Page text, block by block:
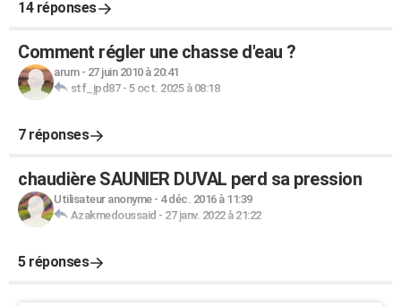
14 réponses
Comment régler une chasse d'eau ?
arum- 27 juin 2010 à 20:41
stf_jpd87- 5 oct. 2025 à 08:18
7 réponses
chaudière SAUNIER DUVAL perd sa pression
Utilisateur anonyme- 4 déc. 2016 à 11:39
Azakmedoussaid - 27 janv. 2022 à 21:22
5 réponses